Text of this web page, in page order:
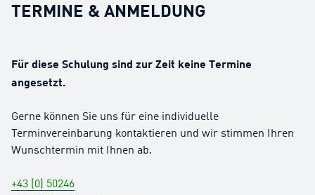
TERMINE & ANMELDUNG
Für diese Schulung sind zur Zeit keine Termine
angesetzt.
Gerne können Sie uns für eine individuelle
Terminvereinbarung kontaktieren und wir stimmen Ihren
Wunschtermin mit Ihnen ab.
+43 (0) 50246